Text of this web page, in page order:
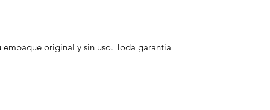
original y sin uso. Toda garantia